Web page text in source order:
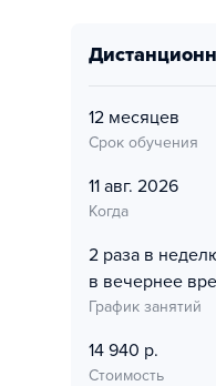
12 месяцев
Срок обучения
11 авг. 2026
Когда
2 раза в
в вечернее
График занятий
14 940 р.
Стоимость